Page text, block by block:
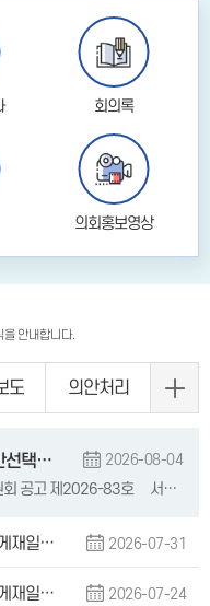
회의록
의회홍보영상
을 안내합니다.
서울특별시 광진구의회 시간선택제임기제공무원(의장 의전업무 및 운전) 서류전형 합격자 발표 및 면접시험 안내 공고
서울특별시 광진구의회 인사위원회 공고 제2026-83호 서울특별시 광진구의회 시간선택제임기제공무원(의장 의전업무 및 운전) 채용시험 서류전형 합격자 명단 및 면접시험 일정을 공고하오니 응시자께서는 공고문을 확인하여 주시기 바랍니다. 붙임 공고문 1부. 끝.
2026-08-04
제294회 광진구의회 임시회 전자회의록 게재일 안내 2026-07-31
제293회 광진구의회 임시회 전자회의록 게재일 안내 2026-07-24
도 의안처리